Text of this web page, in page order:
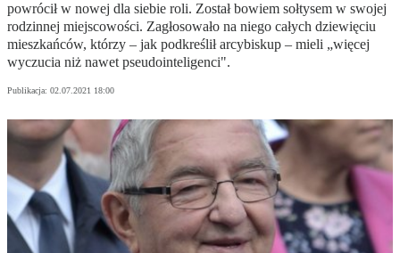
powrócił w nowej dla siebie roli. Został bowiem sołtysem w swojej
rodzinnej miejscowości. Zagłosowało na niego całych dziewięciu
mieszkańców, którzy – jak podkreślił arcybiskup – mieli „więcej
wyczucia niż nawet pseudointeligenci".
Publikacja: 02.07.2021 18:00